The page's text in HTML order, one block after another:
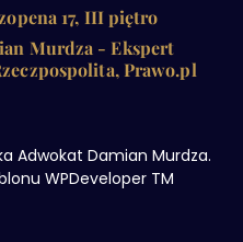
17, III piętro
Murdza - Ekspert
Prawo.pl
Adwokat Damian Murdza.
WPDeveloper TM